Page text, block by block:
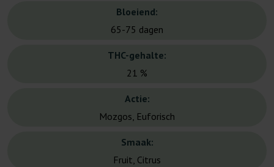
Bloeiend:
65-75 dagen
THC-gehalte:
21 %
Actie:
Mozgos, Euforisch
Smaak:
Fruit, Citrus